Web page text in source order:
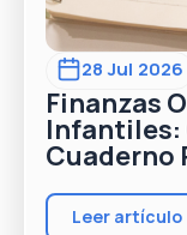
28 Jul 2026
Finanzas
Infantiles:
Cuaderno
Leer artículo